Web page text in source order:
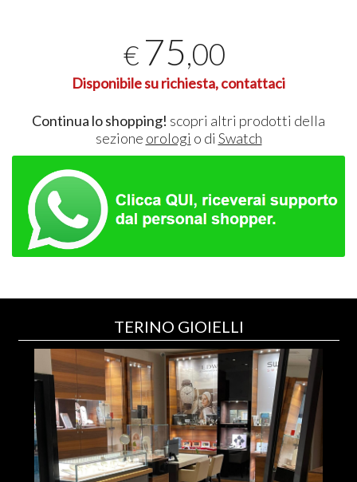
€ 75,00
Disponibile su richiesta, contattaci
Continua lo shopping! scopri altri prodotti della
sezione orologi o di Swatch
TERINO GIOIELLI